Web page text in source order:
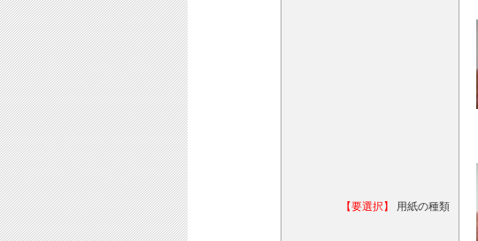
【要選択】 用紙の種類